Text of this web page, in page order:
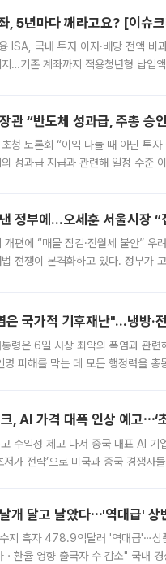
, 5년마다 깨라고요? [이슈
ISA, 국내 투자 이자·배당 전액
지…기존 계좌까지 적용청년형 납입
관 “반도체 성과급, 주총 승
청 토론회 “이익 나눌 때 아닌 투
성과급 지급과 관련해 일정 수준
정부에…오세훈 서울시장
개편에 “매물 잠김·전월세 불안” 우
전쟁이 본격화하고 있다. 정부가
은 국가적 기후재난"…냉방·
령은 6일 사상 최악의 폭염과 관
명 피해를 막는 데 모든 행정력을
, AI 가격 대폭 인상 예고⋯‘
고 수익성 제고 나서 중국 대표 AI
저가 전략’으로 미국과 중국 경쟁사
개 달고 날았다⋯'역대급'
지 흑자 478.9억달러 '역대급'⋯상
환율 영향 출국자 수 감소" 국내